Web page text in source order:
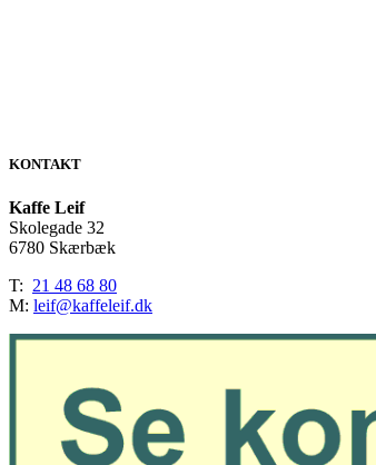
KONTAKT
Kaffe Leif
Skolegade 32
6780 Skærbæk
T: 21 48 68 80
M: leif@kaffeleif.dk